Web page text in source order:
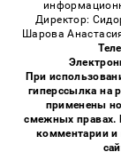
Директор:
Шарова
При
гиперссылка на
применены
смежных правах.
комментарии и